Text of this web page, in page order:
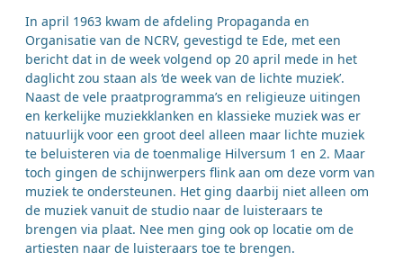
In april 1963 kwam de afdeling Propaganda en
Organisatie van de NCRV, gevestigd te Ede, met een
bericht dat in de week volgend op 20 april mede in het
daglicht zou staan als ‘de week van de lichte muziek’.
Naast de vele praatprogramma’s en religieuze uitingen
en kerkelijke muziekklanken en klassieke muziek was er
natuurlijk voor een groot deel alleen maar lichte muziek
te beluisteren via de toenmalige Hilversum 1 en 2. Maar
toch gingen de schijnwerpers flink aan om deze vorm van
muziek te ondersteunen. Het ging daarbij niet alleen om
de muziek vanuit de studio naar de luisteraars te
brengen via plaat. Nee men ging ook op locatie om de
artiesten naar de luisteraars toe te brengen.